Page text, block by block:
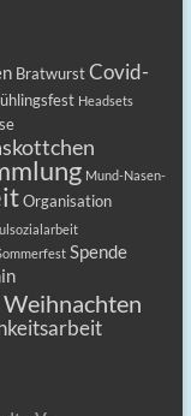
Bratwurst Covid-
Headsets
Mund-Nasen-
Organisation
Spende
Weihnachten